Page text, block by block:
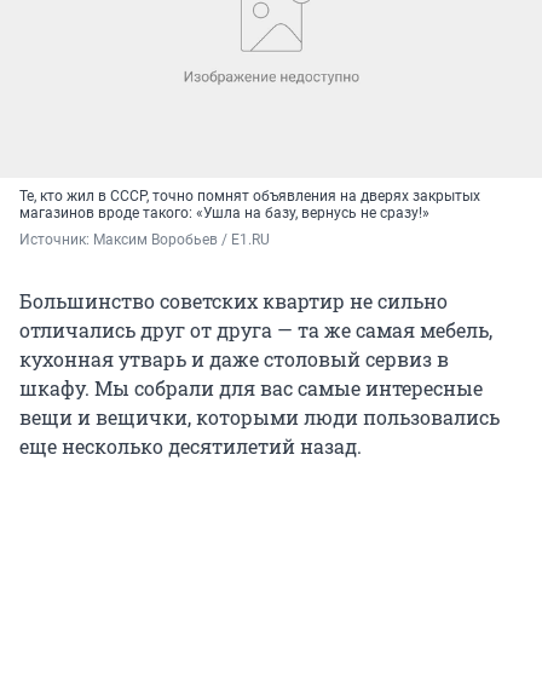
Те, кто жил в СССР, точно помнят объявления на дверях закрытых
магазинов вроде такого: «Ушла на базу, вернусь не сразу!»
Источник: Максим Воробьев / E1.RU
Большинство советских квартир не сильно
отличались друг от друга — та же самая мебель,
кухонная утварь и даже столовый сервиз в
шкафу. Мы собрали для вас самые интересные
вещи и вещички, которыми люди пользовались
еще несколько десятилетий назад.